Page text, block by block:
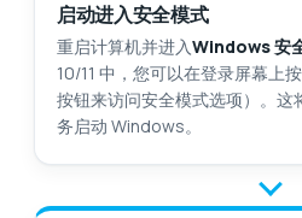
启动进入安全模式
重启计算机并进入Windows 安
10/11 中，您可以在登录屏幕上
按钮来访问安全模式选项）。这
务启动 Windows。